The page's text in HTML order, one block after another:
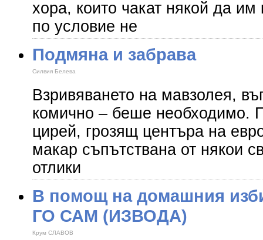
хора, които чакат някой да им
по условие не
Подмяна и забрава
Силвия Белева
Взривяването на мавзолея,
комично – беше необходимо.
цирей, грозящ центъра на
макар съпътствана от някои
отлики
В помощ на домашния
ГО САМ (ИЗВОДА)
Крум СЛАВОВ